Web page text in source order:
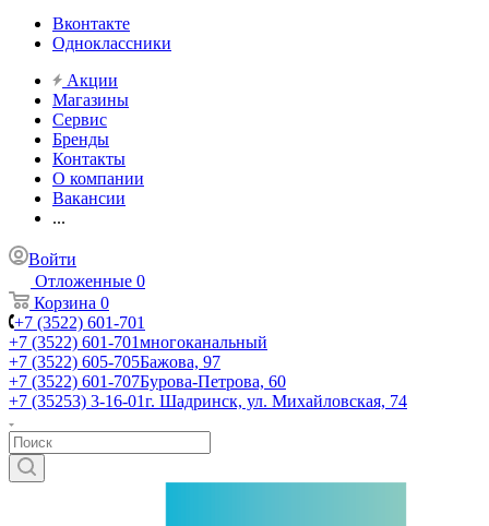
Вконтакте
Одноклассники
Акции
Магазины
Сервис
Бренды
Контакты
О компании
Вакансии
...
Войти
Отложенные 0
Корзина 0
+7 (3522) 601-701
+7 (3522) 601-701многоканальный
+7 (3522) 605-705Бажова, 97
+7 (3522) 601-707Бурова-Петрова, 60
+7 (35253) 3-16-01г. Шадринск, ул. Михайловская, 74